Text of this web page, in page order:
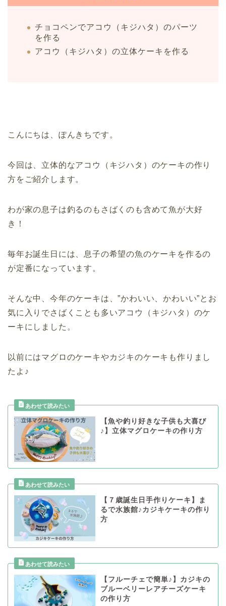
チョコペンでアコウ（キジハタ）のパーツ
を作る
アコウ（キジハタ）の立体ケーキを作る
こんにちは、ぽんきちです。
今回は、立体的なアコウ（キジハタ）のケーキの作り
方をご紹介します。
わが家の息子は釣るのもさばくのも含めて魚が大好
き！
毎年お誕生日には、息子の希望の魚のケーキを作るの
が定番になっています。
そんな中、今年のケーキは、”かわいい、かわいい”とお
気に入りでさばくことも多いアコウ（キジハタ）のケ
ーキにしました。
以前にはマグロのケーキやカジキのケーキも作りまし
たよ♪
【魚や釣り好きな子供も大喜び
♪】立体マグロケーキの作り方
【７歳誕生日手作りケーキ】ま
るで水族館♪カジキケーキの作り
方
【フルーチェで簡単♪】カジキの
ブルーベリーレアチーズケーキ
の作り方